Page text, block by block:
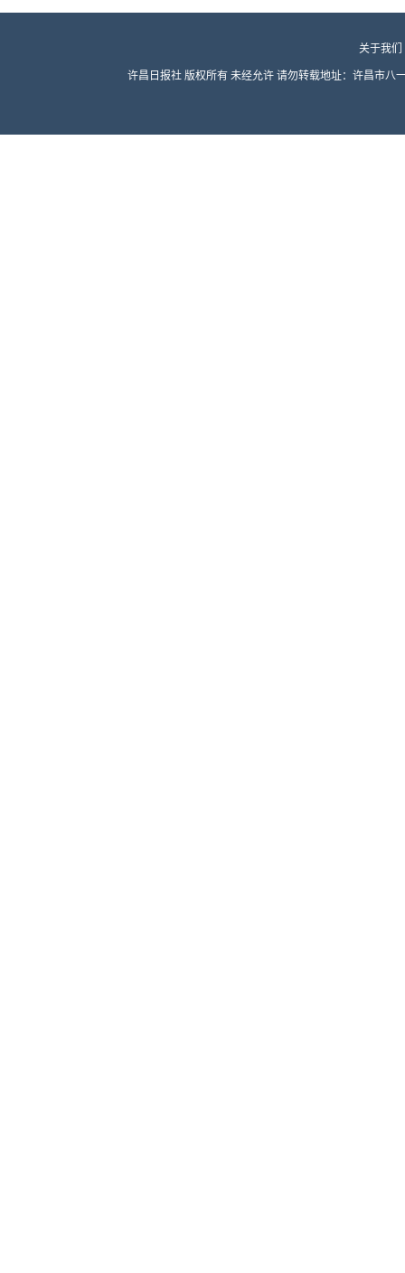
关于我们
许昌日报社 版权所有 未经允许 请勿转载地址：许昌市八